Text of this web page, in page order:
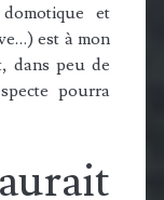
et
est à mon
dans peu de
pourra